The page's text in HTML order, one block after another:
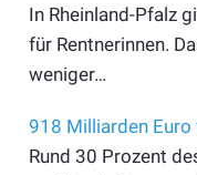
In Rheinland-Pfalz
für Rentnerinnen.
weniger…
918 Milliarden Euro
Rund 30 Prozent